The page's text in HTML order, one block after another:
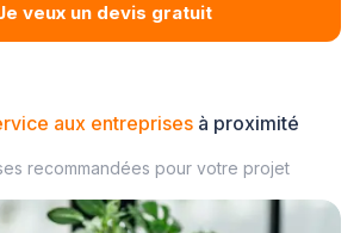
veux un devis gratuit
aux entreprises à proximité
recommandées pour votre projet